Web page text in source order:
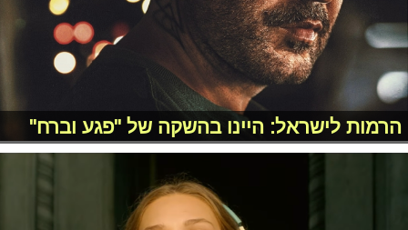
הרמות לישראל: היינו בהשקה של "פגע וברח"